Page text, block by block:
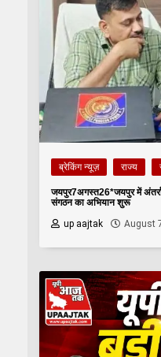
ब्रेकिंग न्यूज़ राज्य
जयपुर7अगस्त26*जयपुर में
संगठन का अभियान शुरू
up aajtak
August